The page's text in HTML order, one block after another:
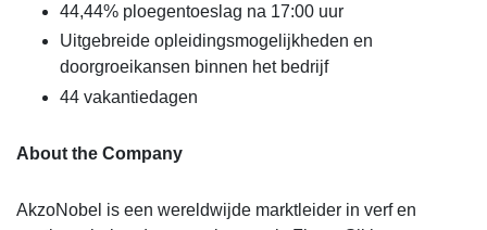
44,44% ploegentoeslag na 17:00 uur
Uitgebreide opleidingsmogelijkheden en
doorgroeikansen binnen het bedrijf
44 vakantiedagen
About the Company
AkzoNobel is een wereldwijde marktleider in verf en